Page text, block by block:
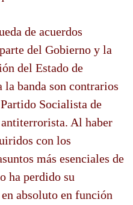
de acuerdos
del Gobierno y la
del Estado de
banda son contrarios
Socialista de
Al haber
con los
más esenciales de
ha perdido su
absoluto en función